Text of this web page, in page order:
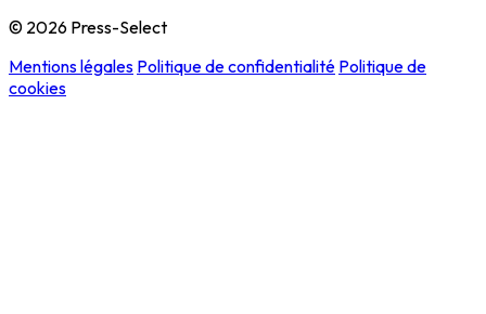
© 2026 Press-Select
Mentions légales Politique de confidentialité Politique de
cookies